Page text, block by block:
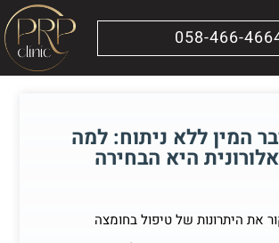
058-466-
המין ללא ניתוח: למה
היא הבחירה
את היתרונות של טיפול בחומצה